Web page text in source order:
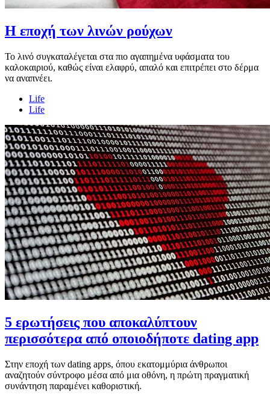
Η εποχή των λινών ρούχων
Το λινό συγκαταλέγεται στα πιο αγαπημένα υφάσματα του
καλοκαιριού, καθώς είναι ελαφρύ, απαλό και επιτρέπει στο δέρμα
να αναπνέει.
Life
Life
5 ερωτήσεις που αποκαλύπτουν
περισσότερα από οποιοδήποτε dating app
Στην εποχή των dating apps, όπου εκατομμύρια άνθρωποι
αναζητούν σύντροφο μέσα από μια οθόνη, η πρώτη πραγματική
συνάντηση παραμένει καθοριστική.